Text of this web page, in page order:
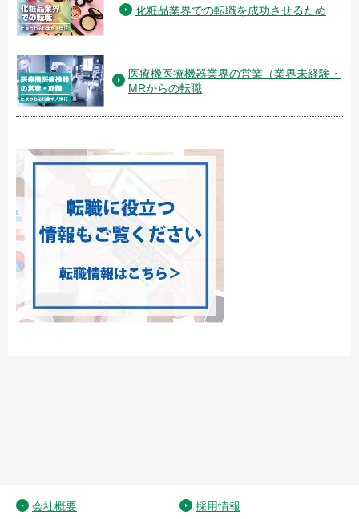
化粧品業界での転職を成功させるため
医療機医療機器業界の営業（業界未経験・
MRからの転職
会社概要 採用情報